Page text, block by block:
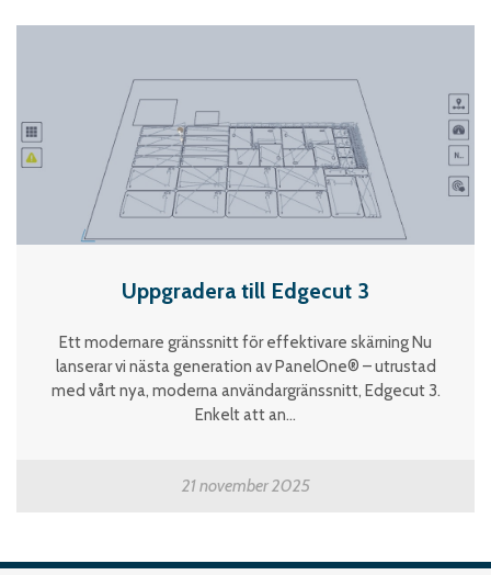
Uppgradera till Edgecut 3
Ett modernare gränssnitt för effektivare skärning Nu
lanserar vi nästa generation av PanelOne® – utrustad
med vårt nya, moderna användargränssnitt, Edgecut 3.
Enkelt att an...
21 november 2025